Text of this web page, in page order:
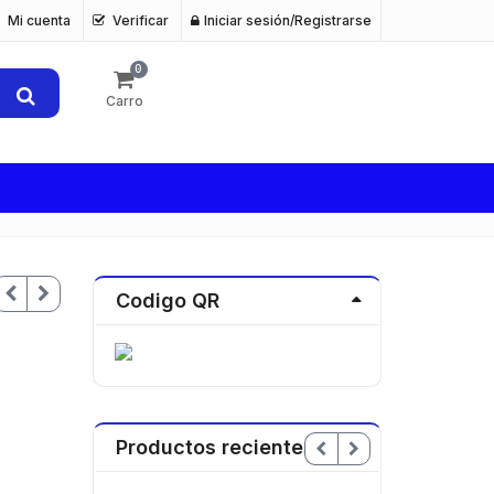
Mi cuenta Verificar Iniciar sesión/Registrarse
0
Carro
Codigo QR
Productos recientes